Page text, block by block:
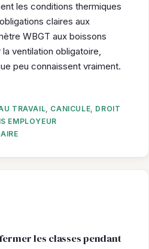
les conditions thermiques
claires aux
WBGT aux boissons
ventilation obligatoire,
peu connaissent vraiment.
TRAVAIL, CANICULE, DROIT
EMPLOYEUR
les classes pendant